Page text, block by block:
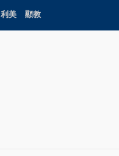
利美 顯教